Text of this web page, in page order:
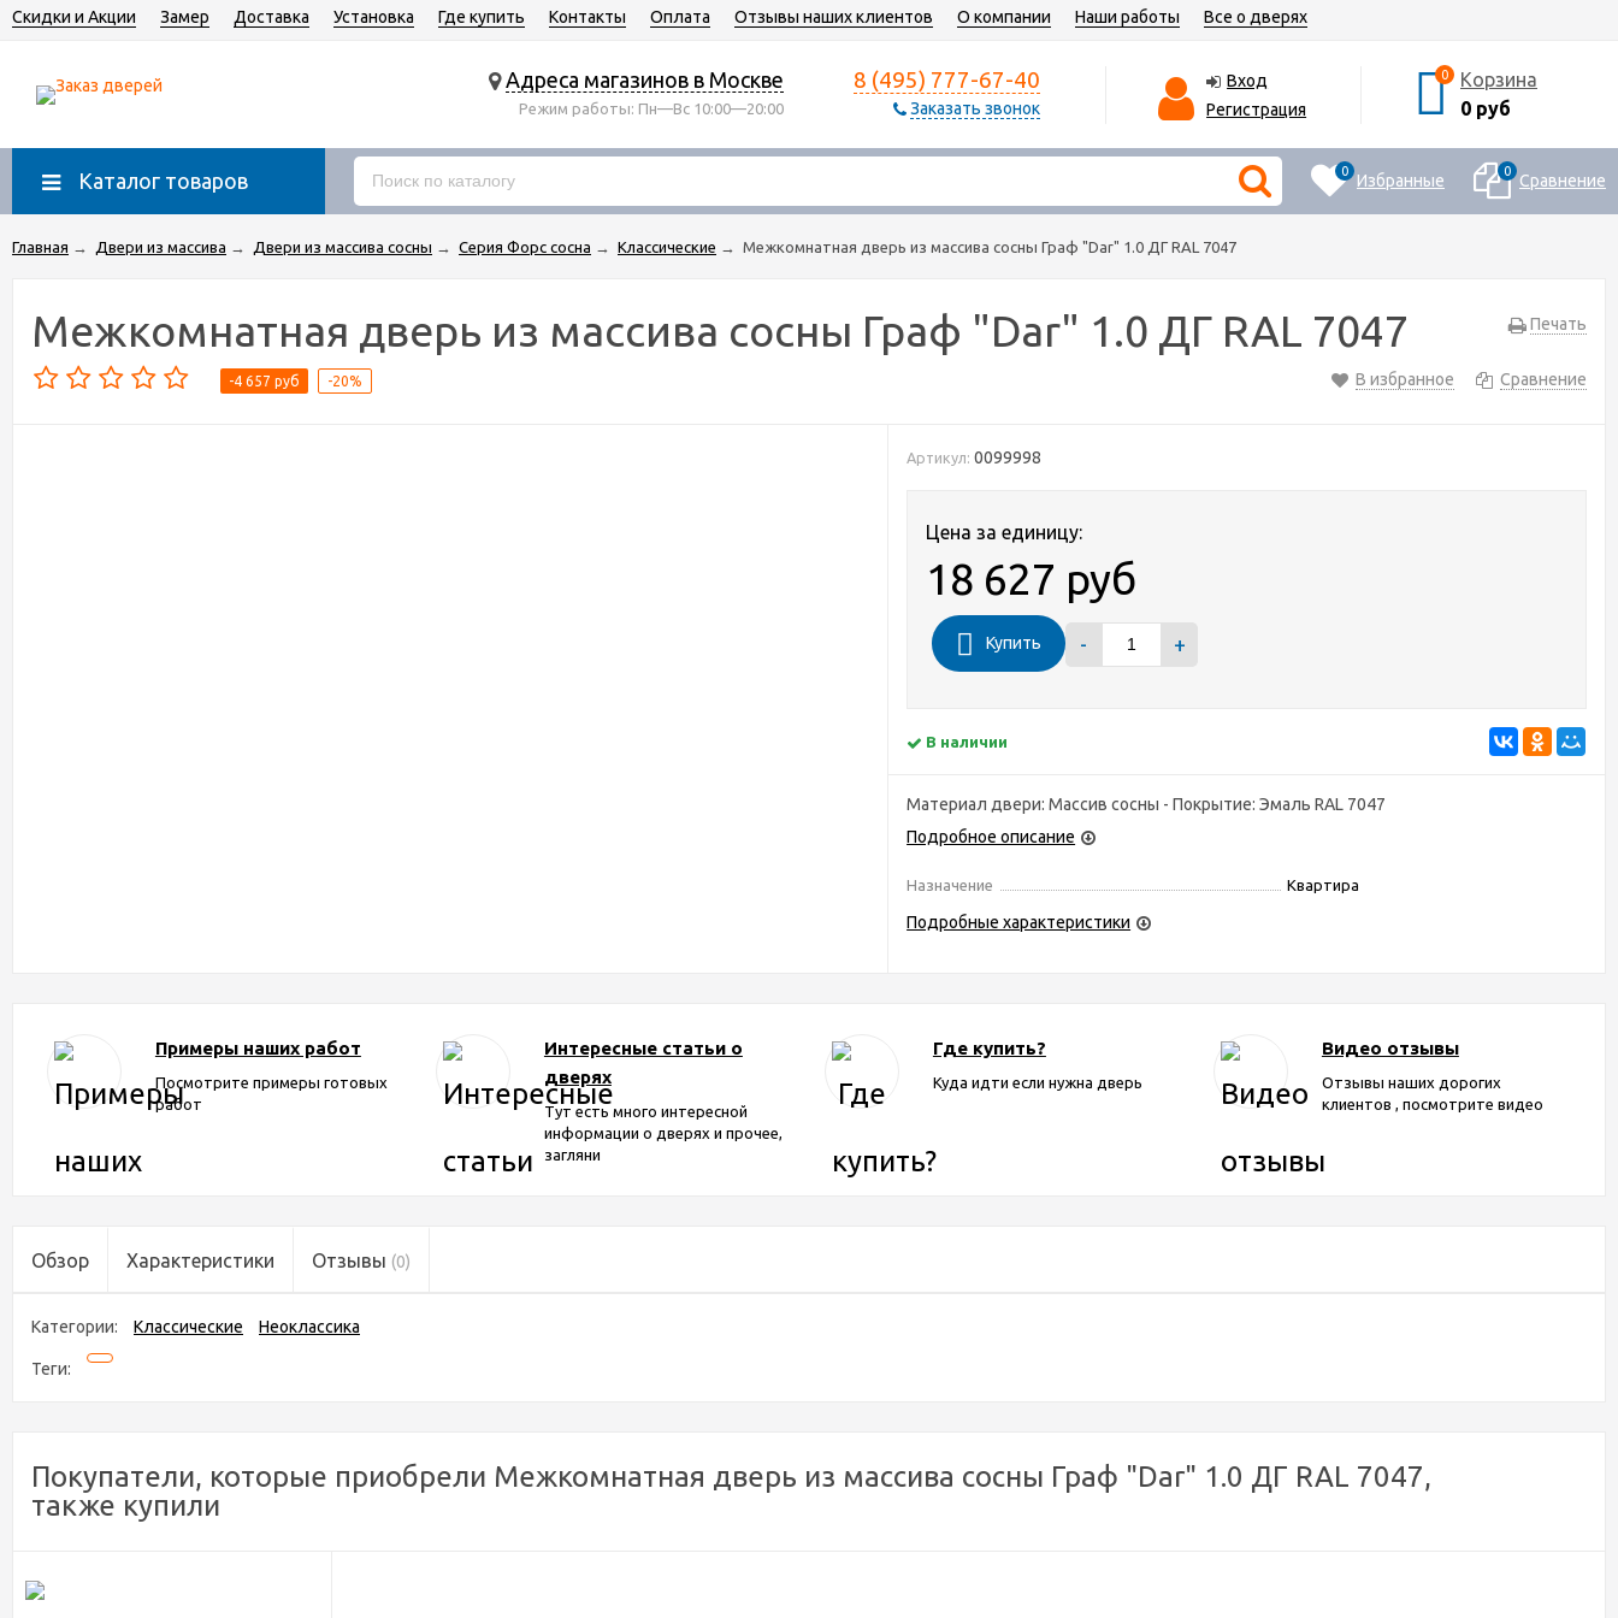
Скидки и Акции Замер Доставка Установка Где купить Контакты Оплата Отзывы наших клиентов О компании Наши работы Все о дверях
Адреса магазинов в Москве
Режим работы: Пн—Вс 10:00—20:00
8 (495) 777-67-40
Заказать звонок
Вход
Регистрация
0
Корзина
0 руб
Каталог товаров 0 Избранные 0 Сравнение
Главная → Двери из массива → Двери из массива сосны → Серия Форс сосна → Классические → Межкомнатная дверь из массива сосны Граф "Dar" 1.0 ДГ RAL 7047
Печать
Межкомнатная дверь из массива сосны Граф "Dar" 1.0 ДГ RAL 7047
-4 657 руб -20% В избранное Сравнение
Артикул: 0099998
Цена за единицу:
18 627 руб
Купить - +
В наличии
Материал двери: Массив сосны - Покрытие: Эмаль RAL 7047
Подробное описание
Назначение Квартира
Подробные характеристики
Примеры наших работ
Посмотрите примеры готовых
работ
Интересные статьи о
дверях
Тут есть много интересной
информации о дверях и прочее,
загляни
Где купить?
Куда идти если нужна дверь
Видео отзывы
Отзывы наших дорогих
клиентов , посмотрите видео
Обзор Характеристики Отзывы (0)
Категории: Классические Неоклассика
Теги:
Покупатели, которые приобрели Межкомнатная дверь из массива сосны Граф "Dar" 1.0 ДГ RAL 7047,
также купили